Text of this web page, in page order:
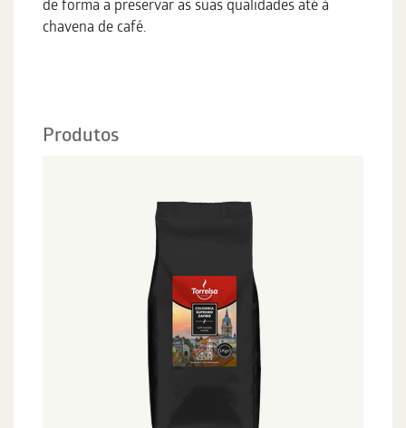
de forma a preservar as suas qualidades até à
chavena de café.
Produtos